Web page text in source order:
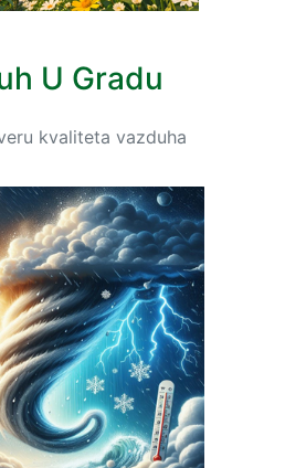
U Gradu
kvaliteta vazduha